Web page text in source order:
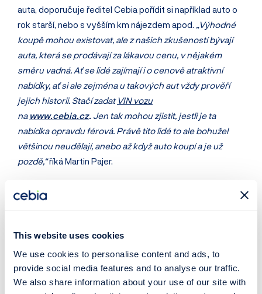
This website uses cookies
We use cookies to personalise content and ads, to
provide social media features and to analyse our traffic.
We also share information about your use of our site with
auta, doporučuje ředitel Cebia pořídit si například auto o
rok starší, nebo s vyšším km nájezdem apod. „Výhodné
koupě mohou existovat, ale z našich zkušeností bývají
auta, která se prodávají za lákavou cenu, v nějakém
směru vadná. Ať se lidé zajímají i o cenově atraktivní
nabídky, ať si ale zejména u takových aut vždy prověří
jejich historii. Stačí zadat VIN vozu
na www.cebia.cz. Jen tak mohou zjistit, jestli je ta
nabídka opravdu férová. Právě tito lidé to ale bohužel
většinou neudělají, anebo až když auto koupí a je už
pozdě,“říká Martin Pajer.
Díky prověření vozu přes Cebia lze během pár minut z
jak velké škodě došlo, lze vidět i fotografie vozu po
havárii, jeho servisní historii, skutečný rok výroby a rok
první registrace v Česku i ve světě, skutečnou zemi
původu, předchozí inzerci včetně fotografií a